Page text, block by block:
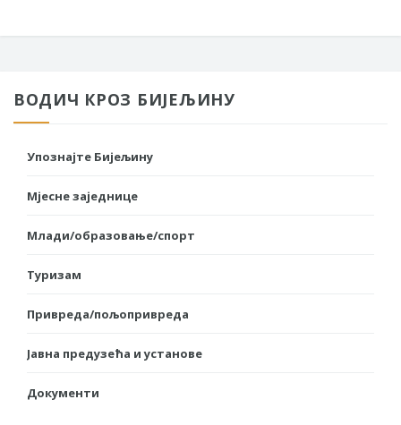
ВОДИЧ КРОЗ БИЈЕЉИНУ
Упознајте Бијељину
Мјесне заједнице
Млади/образовање/спорт
Туризам
Привреда/пољопривреда
Јавна предузећа и установе
Документи